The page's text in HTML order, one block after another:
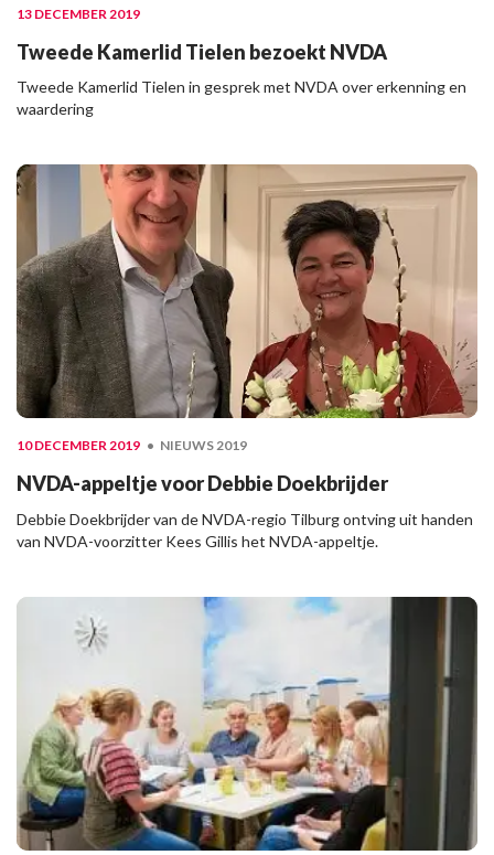
13 DECEMBER 2019
Tweede Kamerlid Tielen bezoekt NVDA
Tweede Kamerlid Tielen in gesprek met NVDA over erkenning en
waardering
10 DECEMBER 2019 NIEUWS 2019
NVDA-appeltje voor Debbie Doekbrijder
Debbie Doekbrijder van de NVDA-regio Tilburg ontving uit handen
van NVDA-voorzitter Kees Gillis het NVDA-appeltje.